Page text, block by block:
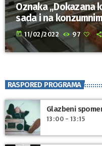
Oznaka „Dokazana
sada i na
today 11/02/2022 97
RASPORED PROGRAMA
Glazbeni
13:00 - 13:15